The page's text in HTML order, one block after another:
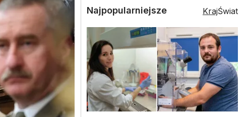
Najpopularniejsze KrajŚwiat